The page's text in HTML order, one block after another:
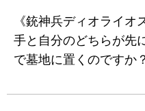
《銃神兵ディオライオ
手と自分のどちらが先
で墓地に置くのですか？